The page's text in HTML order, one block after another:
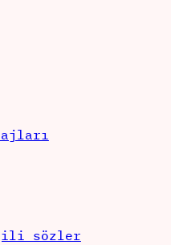
sözler